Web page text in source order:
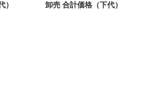
） 卸売 合計価格（下代）